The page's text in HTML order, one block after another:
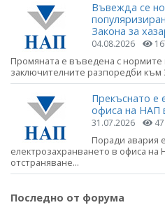
Въвежда се
Закона за
04.08.2026
Промяната е въведена с нормите
заключителните разпоредби към
Прекъснато е
офиса на НАП
31.07.2026 47
Поради авария
електрозахранването в офиса на
отстраняване...
Последно от форума